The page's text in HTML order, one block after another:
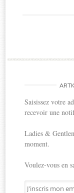
Saisissez votre
recevoir une
Ladies &
moment.
Voulez-vous en
J'inscris